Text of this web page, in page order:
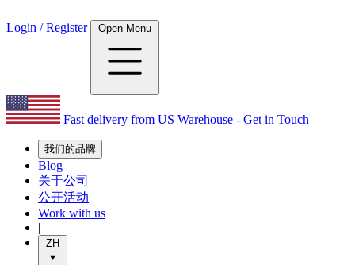
Login / Register Open Menu
Fast delivery from US Warehouse - Get in Touch
我们的品牌
Blog
关于公司
公开活动
Work with us
|
ZH